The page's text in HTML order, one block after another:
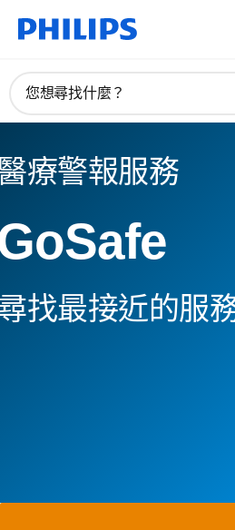
您想尋找什麼？
療警報服務
找最接近的服